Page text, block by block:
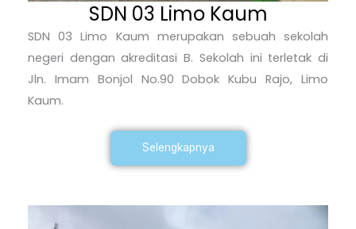
SDN 03 Limo Kaum
SDN 03 Limo Kaum merupakan sebuah sekolah
negeri dengan akreditasi B. Sekolah ini terletak di
Jln. Imam Bonjol No.90 Dobok Kubu Rajo, Limo
Kaum.
Selengkapnya